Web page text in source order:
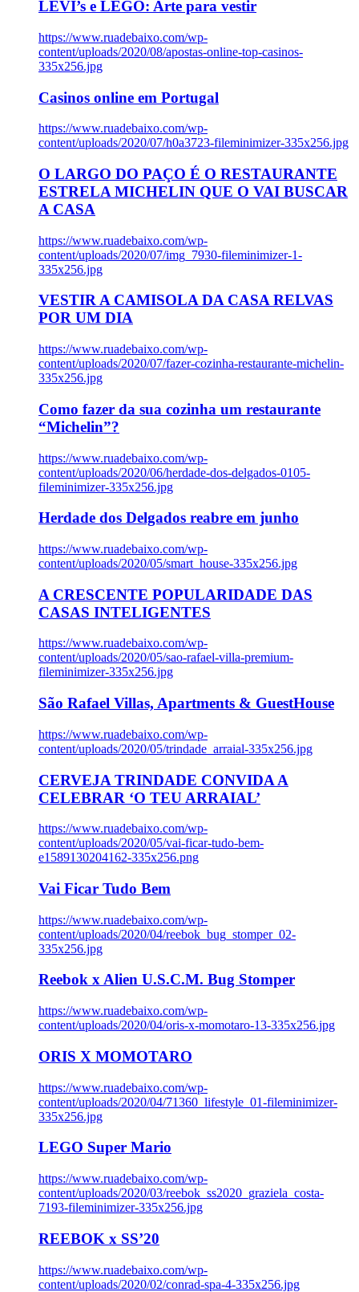
LEVI’s e LEGO: Arte para vestir
https://www.ruadebaixo.com/wp-
content/uploads/2020/08/apostas-online-top-casinos-
335x256.jpg
Casinos online em Portugal
https://www.ruadebaixo.com/wp-
content/uploads/2020/07/h0a3723-fileminimizer-335x256.jpg
O LARGO DO PAÇO É O RESTAURANTE
ESTRELA MICHELIN QUE O VAI BUSCAR
A CASA
https://www.ruadebaixo.com/wp-
content/uploads/2020/07/img_7930-fileminimizer-1-
335x256.jpg
VESTIR A CAMISOLA DA CASA RELVAS
POR UM DIA
https://www.ruadebaixo.com/wp-
content/uploads/2020/07/fazer-cozinha-restaurante-michelin-
335x256.jpg
Como fazer da sua cozinha um restaurante
“Michelin”?
https://www.ruadebaixo.com/wp-
content/uploads/2020/06/herdade-dos-delgados-0105-
fileminimizer-335x256.jpg
Herdade dos Delgados reabre em junho
https://www.ruadebaixo.com/wp-
content/uploads/2020/05/smart_house-335x256.jpg
A CRESCENTE POPULARIDADE DAS
CASAS INTELIGENTES
https://www.ruadebaixo.com/wp-
content/uploads/2020/05/sao-rafael-villa-premium-
fileminimizer-335x256.jpg
São Rafael Villas, Apartments & GuestHouse
https://www.ruadebaixo.com/wp-
content/uploads/2020/05/trindade_arraial-335x256.jpg
CERVEJA TRINDADE CONVIDA A
CELEBRAR ‘O TEU ARRAIAL’
https://www.ruadebaixo.com/wp-
content/uploads/2020/05/vai-ficar-tudo-bem-
e1589130204162-335x256.png
Vai Ficar Tudo Bem
https://www.ruadebaixo.com/wp-
content/uploads/2020/04/reebok_bug_stomper_02-
335x256.jpg
Reebok x Alien U.S.C.M. Bug Stomper
https://www.ruadebaixo.com/wp-
content/uploads/2020/04/oris-x-momotaro-13-335x256.jpg
ORIS X MOMOTARO
https://www.ruadebaixo.com/wp-
content/uploads/2020/04/71360_lifestyle_01-fileminimizer-
335x256.jpg
LEGO Super Mario
https://www.ruadebaixo.com/wp-
content/uploads/2020/03/reebok_ss2020_graziela_costa-
7193-fileminimizer-335x256.jpg
REEBOK x SS’20
https://www.ruadebaixo.com/wp-
content/uploads/2020/02/conrad-spa-4-335x256.jpg